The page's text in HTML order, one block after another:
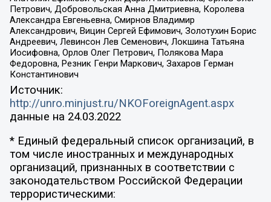
Петрович, Добровольская Анна Дмитриевна, Королева
Александра Евгеньевна, Смирнов Владимир
Александрович, Вицин Сергей Ефимович, Золотухин Борис
Андреевич, Левинсон Лев Семенович, Локшина Татьяна
Иосифовна, Орлов Олег Петрович, Полякова Мара
Федоровна, Резник Генри Маркович, Захаров Герман
Константинович
Источник:
http://unro.minjust.ru/NKOForeignAgent.aspx
данные на 24.03.2022
* Единый федеральный список организаций, в
том числе иностранных и международных
организаций, признанных в соответствии с
законодательством Российской Федерации
террористическими: